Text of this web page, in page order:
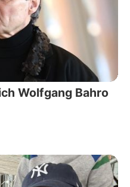
Wolfgang Bahro